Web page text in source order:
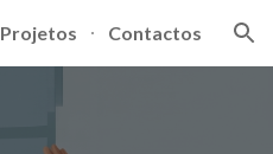
Projetos Contactos